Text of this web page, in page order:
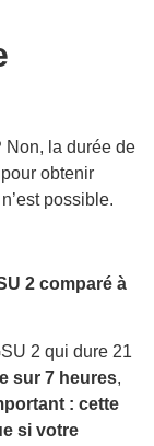
Non, la durée de
obtenir
possible.
2 comparé à
2 qui dure 21
sur 7 heures,
: cette
si votre